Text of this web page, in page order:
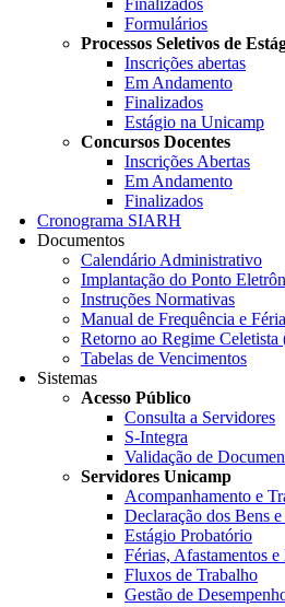
Finalizados
Formulários
Processos Seletivos de
Inscrições abertas
Em Andamento
Finalizados
Estágio na Unicamp
Concursos Docentes
Inscrições Abertas
Em Andamento
Finalizados
Cronograma SIARH
Documentos
Calendário Administrativo
Implantação do Ponto
Instruções Normativas
Manual de Frequência e
Retorno ao Regime Celetista
Tabelas de Vencimentos
Sistemas
Acesso Público
Consulta a Servidores
S-Integra
Validação de
Servidores Unicamp
Acompanhamento e
Declaração dos Bens
Estágio Probatório
Férias, Afastamentos
Fluxos de Trabalho
Gestão de